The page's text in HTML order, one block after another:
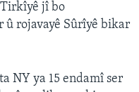
Tirkîyê jî bo
rojavayê Sûrîyê bikar
NY ya 15 endamî ser